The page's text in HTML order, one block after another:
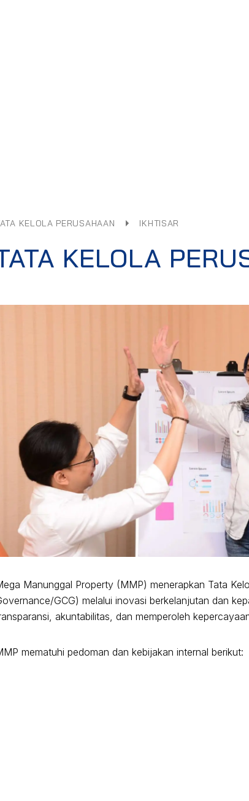
KELOLA PERUSAHAAN IKHTISAR
KELOLA
Manunggal Property (MMP) menerapkan Tata
GCG) melalui inovasi berkelanjutan dan
akuntabilitas, dan memperoleh
mematuhi pedoman dan kebijakan internal berikut: